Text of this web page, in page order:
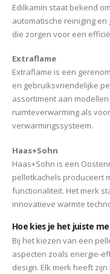
Edilkamin staat bekend
automatische reiniging
die zorgen voor een
Extraflame
Extraflame is een
en gebruiksvriendelijke
assortiment aan
ruimteverwarming als
verwarmingssysteem.
Haas+Sohn
Haas+Sohn is een
pelletkachels produceert
functionaliteit. Het merk
innovatieve warmte
Hoe kies je het juiste
Bij het kiezen van een
aspecten zoals energie-
design. Elk merk heeft